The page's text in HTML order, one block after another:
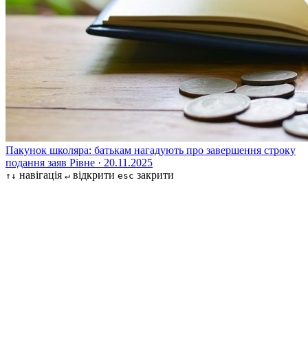
Пакунок школяра: батькам нагадують про завершення строку
подання заяв Рівне · 20.11.2025
↑↓ навігація ↵ відкрити esc закрити